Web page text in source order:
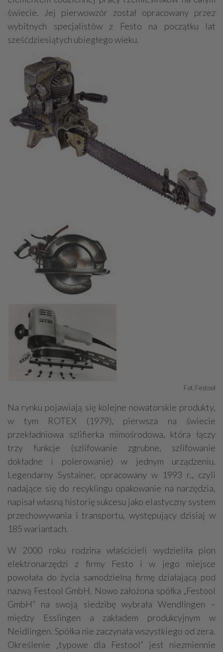
świecie. Jej pierwowzór został opracowany przez
wybitnych specjalistów z Festo na początku lat
sześćdziesiątych ubiegłego wieku.
Fot. Festool
Na rynku pojawiają się kolejne nowatorskie produkty,
w tym ROTEX (1979), pierwsza na świecie
przekładniowa szlifierka mimośrodowa, która łączy
trzy funkcje (szlifowanie zgrubne, szlifowanie
dokładne i polerowanie) w jednym urządzeniu.
Legendarny Systainer, opracowany w 1993 r., czyli
nadające się do recyklingu opakowanie na narzędzia,
napisał własną historię sukcesu jako elastyczny system
przechowywania i transportu, występujący dzisiaj w
185 wariantach.
W 2000 roku rodzina właścicieli wydzieliła pion
elektronarzędzi z firmy Festo i w jego miejsce
powołała do życia samodzielną firmę działającą pod
nazwą Festool GmbH. Nowo założona spółka „Festool
GmbH” na swoją siedzibę wybrała Wendlingen –
między Esslingen a zakładem produkcyjnym w
Neidlingen. Spółka nie zaczynała wszystkiego od zera.
Określenie „typowe dla Festool” jest niezmiennie